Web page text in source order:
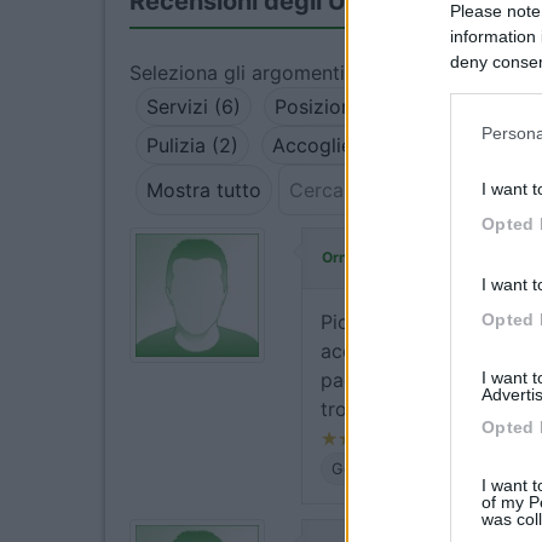
Please
information
deny
I want
Opted
I want
Opted
I want
Opted
I want
of my
was
Seleziona gli argomenti per leggere le
Servizi (6)
Posizione (5)
Pulizia (2)
Accoglienza (2)
Mostra tutto
Ornella
Piccola area sosta
acqua e scarico
pagare al comune 12
trovano un paio di
Gestione